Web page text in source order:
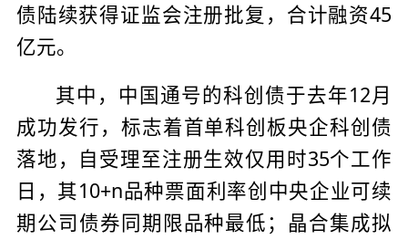
债陆续获得证监会注册批复，合计融资45
亿元。
其中，中国通号的科创债于去年12月
成功发行，标志着首单科创板央企科创债
落地，自受理至注册生效仅用时35个工作
日，其10+n品种票面利率创中央企业可续
期公司债券同期限品种最低；晶合集成拟